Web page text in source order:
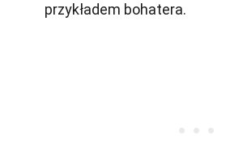
przykładem bohatera.